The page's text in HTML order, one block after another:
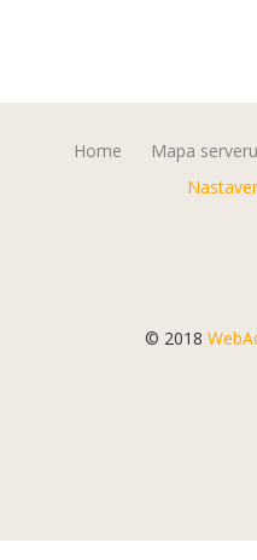
Home Mapa serveru
© 2018